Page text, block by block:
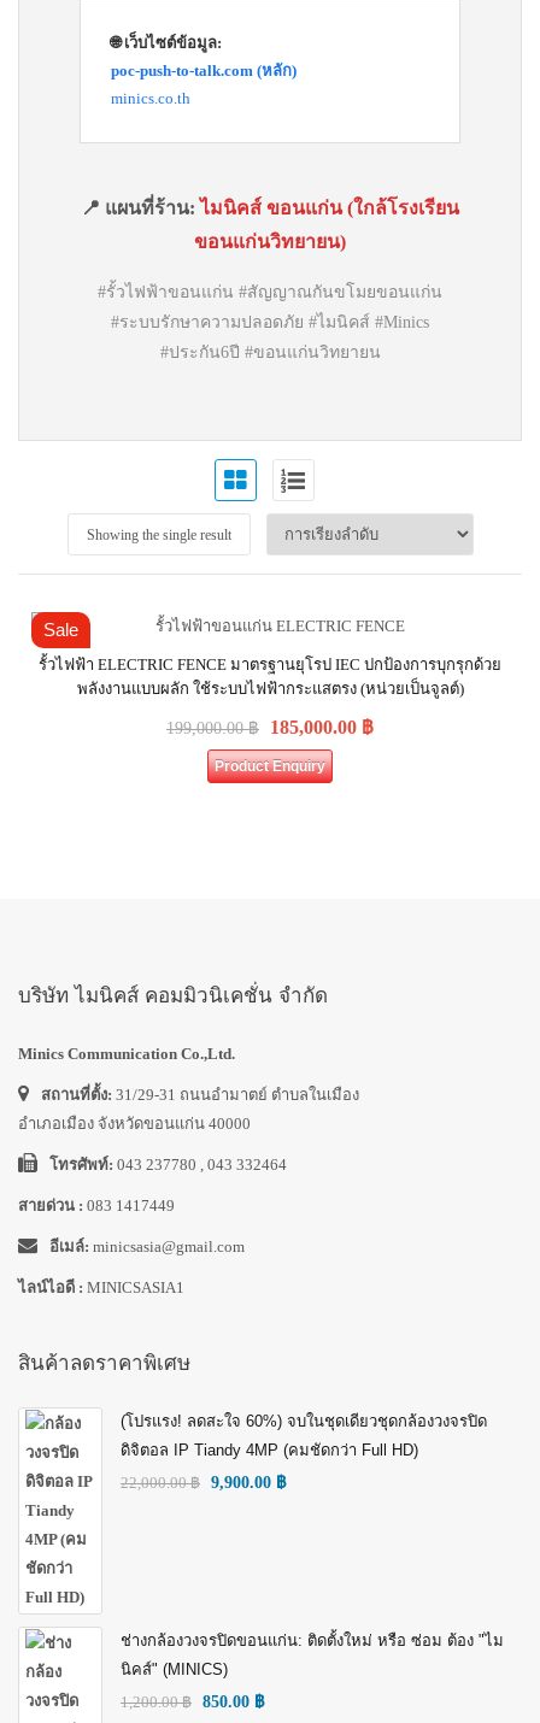
🌐 เว็บไซต์ข้อมูล:
poc-push-to-talk.com (หลัก)
minics.co.th
📍 แผนที่ร้าน:ไมนิคส์ ขอนแก่น (ใกล้โรงเรียน
ขอนแก่นวิทยายน)
#รั้วไฟฟ้าขอนแก่น #สัญญาณกันขโมยขอนแก่น
#ระบบรักษาความปลอดภัย #ไมนิคส์ #Minics
#ประกัน6ปี #ขอนแก่นวิทยายน
Showing the single result
Sale
รั้วไฟฟ้า ELECTRIC FENCE มาตรฐานยุโรป IEC ปกป้องการบุกรุกด้วย
พลังงานแบบผลัก ใช้ระบบไฟฟ้ากระแสตรง (หน่วยเป็นจูลต์)
199,000.00฿ 185,000.00 ฿
Product Enquiry
บริษัท ไมนิคส์ คอมมิวนิเคชั่น จำกัด
Minics Communication Co.,Ltd.
สถานที่ตั้ง: 31/29-31 ถนนอำมาตย์ ตำบลในเมือง
อำเภอเมือง จังหวัดขอนแก่น 40000
โทรศัพท์: 043 237780 , 043 332464
สายด่วน : 083 1417449
อีเมล์: minicsasia@gmail.com
ไลน์ไอดี : MINICSASIA1
สินค้าลดราคาพิเศษ
(โปรแรง! ลดสะใจ 60%) จบในชุดเดียวชุดกล้องวงจรปิด
ดิจิตอล IP Tiandy 4MP (คมชัดกว่า Full HD)
22,000.00฿ 9,900.00 ฿
ช่างกล้องวงจรปิดขอนแก่น: ติดตั้งใหม่ หรือ ซ่อม ต้อง "ไม
นิคส์" (MINICS)
1,200.00฿ 850.00 ฿